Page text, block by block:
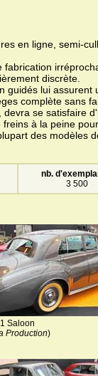
en ligne, semi-
fabrication
discrète.
guidés lui assurent
complète sans
devra se satisfaire
à la peine
des modèles
nb.
3 500
Saloon
Production)